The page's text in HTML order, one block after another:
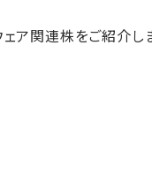
ア関連株をご紹介し